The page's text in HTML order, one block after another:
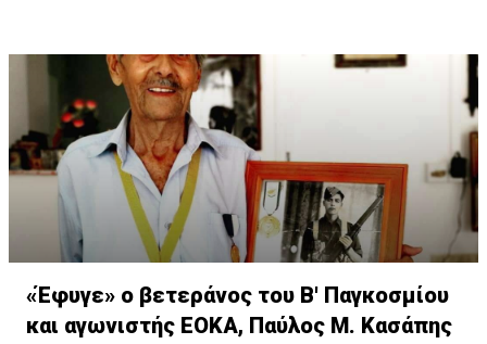
«Έφυγε» ο βετεράνος του Β' Παγκοσμίου
και αγωνιστής ΕΟΚΑ, Παύλος Μ. Κασάπης